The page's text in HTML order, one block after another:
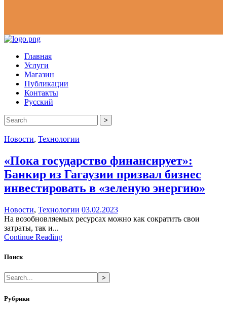
Главная
Услуги
Магазин
Публикации
Контакты
Русский
>
Новости, Технологии
«Пока государство финансирует»:
Банкир из Гагаузии призвал бизнес
инвестировать в «зеленую энергию»
Новости, Технологии 03.02.2023
На возобновляемых ресурсах можно как сократить свои
затраты, так и...
Continue Reading
Поиск
>
Рубрики